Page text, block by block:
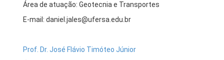
Área de atuação: Geotecnia e Transportes
E-mail: daniel.jales@ufersa.edu.br
Prof. Dr. José Flávio Timóteo Júnior